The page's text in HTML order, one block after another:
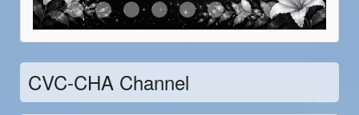
Item 21Item 22Item 23Item 24Item 25Item 26Item 27Item 28
CVC-CHA Channel